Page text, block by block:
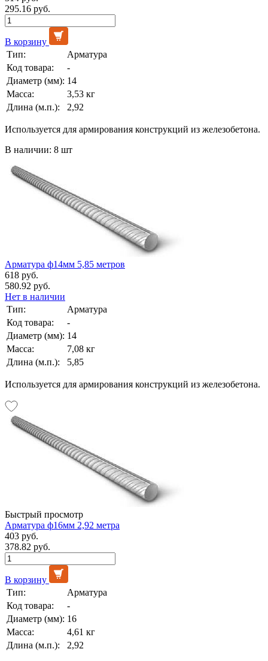
295.16 руб.
В корзину
Тип:
Арматура
Код товара:
-
Диаметр (мм): 14
Масса:
3,53 кг
Длина (м.п.):
2,92
Используется для армирования конструкций из железобетона.
В наличии: 8 шт
Арматура ф14мм 5,85 метров
618 руб.
580.92 руб.
Нет в наличии
Тип:
Арматура
Код товара:
-
Диаметр (мм): 14
Масса:
7,08 кг
Длина (м.п.):
5,85
Используется для армирования конструкций из железобетона.
Быстрый просмотр
Арматура ф16мм 2,92 метра
403 руб.
378.82 руб.
В корзину
Тип:
Арматура
Код товара:
-
Диаметр (мм): 16
Масса:
4,61 кг
Длина (м.п.):
2,92